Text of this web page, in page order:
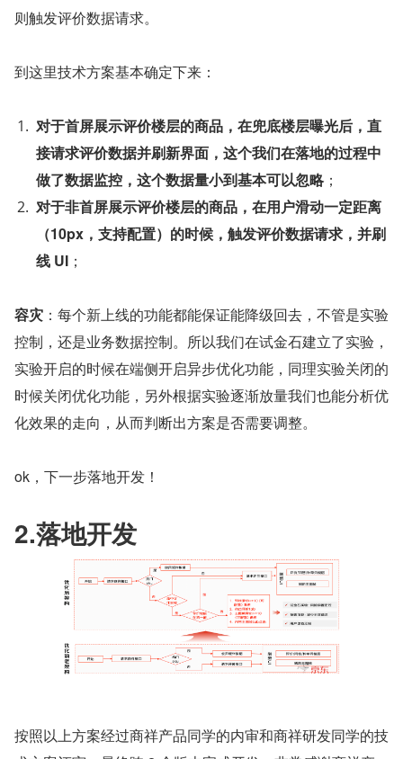
则触发评价数据请求。
到这里技术方案基本确定下来：
对于首屏展示评价楼层的商品，在兜底楼层曝光后，直
接请求评价数据并刷新界面，这个我们在落地的过程中
做了数据监控，这个数据量小到基本可以忽略；
对于非首屏展示评价楼层的商品，在用户滑动一定距离
（10px，支持配置）的时候，触发评价数据请求，并刷
线 UI ；
容灾 ：每个新上线的功能都能保证能降级回去，不管是实验
控制，还是业务数据控制。所以我们在试金石建立了实验，
实验开启的时候在端侧开启异步优化功能，同理实验关闭的
时候关闭优化功能，另外根据实验逐渐放量我们也能分析优
化效果的走向，从而判断出方案是否需要调整。
ok，下一步落地开发！
2.落地开发
按照以上方案经过商祥产品同学的内审和商祥研发同学的技